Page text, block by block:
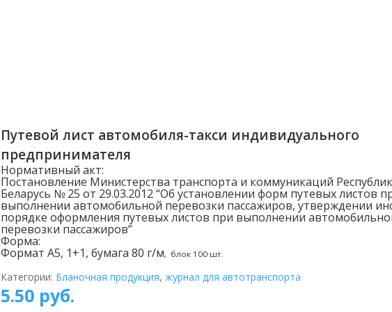
Путевой лист автомобиля-такси индивидуального
предпринимателя
Нормативный акт:
Постановление Министерства транспорта и коммуникаций
Беларусь № 25 от 29.03.2012 “Об установлении форм путевых листов
выполнении автомобильной перевозки пассажиров, утверждении
порядке оформления путевых листов при выполнении
перевозки пассажиров”
Форма:
Формат А5, 1+1, бумага 80 г/м, блок 100 шт.
Категории: Бланочная продукция, журнал для автотранспорта
5.50руб.